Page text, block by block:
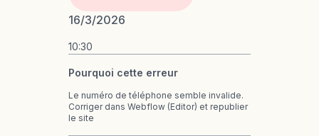
16/3/2026
10:30
Pourquoi cette erreur
Le numéro de téléphone semble invalide.
Corriger dans Webflow (Editor) et republier
le site